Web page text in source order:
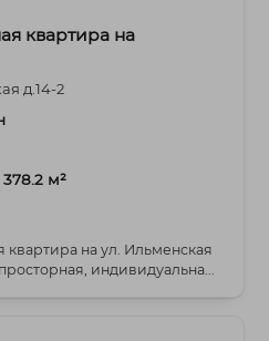
квартира на
д.14-2
378.2 м²
на ул. Ильменская
индивидуальна...